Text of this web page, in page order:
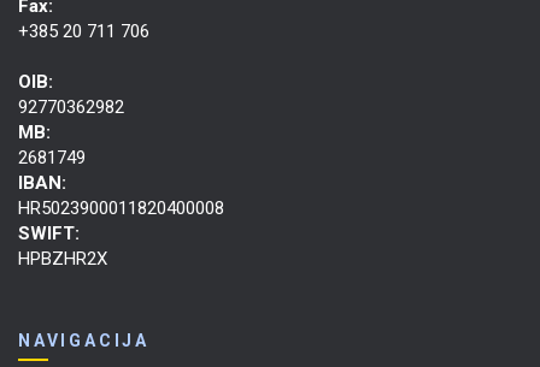
Fax:
+385 20 711 706
OIB:
92770362982
MB:
2681749
IBAN:
HR5023900011820400008
SWIFT:
HPBZHR2X
NAVIGACIJA